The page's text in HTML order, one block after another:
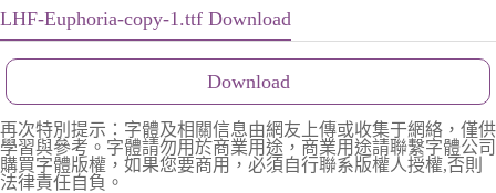
LHF-Euphoria-copy-1.ttf Download
Download
再次特別提示：字體及相關信息由網友上傳或收集于網絡，僅供
學習與參考。字體請勿用於商業用途，商業用途請聯繫字體公司
購買字體版權，如果您要商用，必須自行聯系版權人授權,否則
法律責任自負。